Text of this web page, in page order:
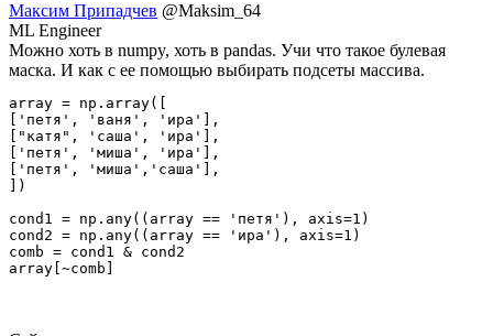
Максим Припадчев @Maksim_64
ML Engineer
Можно хоть в numpy, хоть в pandas. Учи что такое булевая
маска. И как с ее помощью выбирать подсеты массива.
array = np.array([
['петя', 'ваня', 'ира'],
["катя", 'саша', 'ира'],
['петя', 'миша', 'ира'],
['петя', 'миша','саша'],
])
cond1 = np.any((array == 'петя'), axis=1)
cond2 = np.any((array == 'ира'), axis=1)
comb = cond1 & cond2
array[~comb]